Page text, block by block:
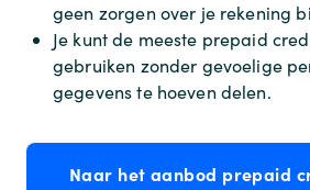
geen zorgen over je rekening
Je kunt de meeste prepaid
gebruiken zonder gevoelige
gegevens te hoeven delen.
Naar het aanbod prepaid